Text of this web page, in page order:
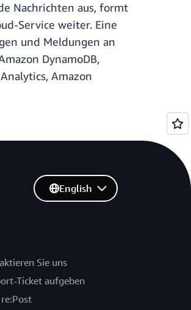
Nachrichten aus, formt
Service weiter. Eine
und Meldungen an
DynamoDB,
Amazon
Sie uns
Ticket aufgeben
English